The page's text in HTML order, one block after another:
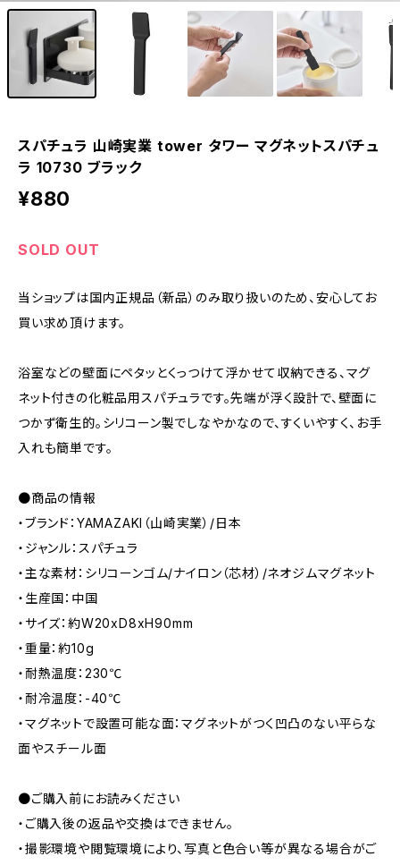
スパチュラ 山崎実業 tower タワー マグネットスパチュ
ラ 10730 ブラック
¥880
SOLD OUT
当ショップは国内正規品（新品）のみ取り扱いのため、安心してお
買い求め頂けます。
浴室などの壁面にペタッとくっつけて浮かせて収納できる、マグ
ネット付きの化粧品用スパチュラです。先端が浮く設計で、壁面に
つかず衛生的。シリコーン製でしなやかなので、すくいやすく、お手
入れも簡単です。
●商品の情報
・ブランド：YAMAZAKI（山崎実業）/日本
・ジャンル：スパチュラ
・主な素材：シリコーンゴム/ナイロン（芯材）/ネオジムマグネット
・生産国：中国
・サイズ：約W20xD8xH90mm
・重量：約10g
・耐熱温度：230℃
・耐冷温度：-40℃
・マグネットで設置可能な面：マグネットがつく凹凸のない平らな
面やスチール面
●ご購入前にお読みください
・ご購入後の返品や交換はできません。
・撮影環境や閲覧環境により、写真と色合い等が異なる場合がご